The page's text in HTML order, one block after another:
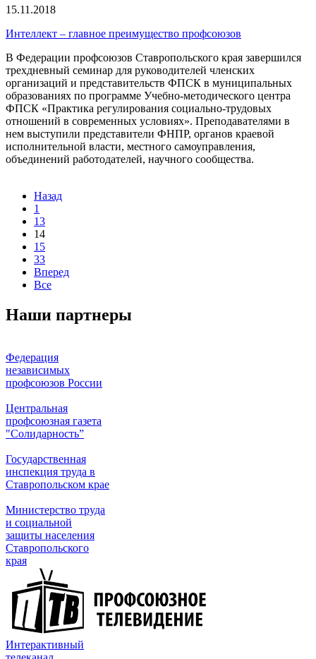
15.11.2018
Интеллект – главное преимущество профсоюзов
В Федерации профсоюзов Ставропольского края завершился
трехдневный семинар для руководителей членских
организаций и представительств ФПСК в муниципальных
образованиях по программе Учебно-методического центра
ФПСК «Практика регулирования социально-трудовых
отношений в современных условиях». Преподавателями в
нем выступили представители ФНПР, органов краевой
исполнительной власти, местного самоуправления,
объединений работодателей, научного сообщества.
Назад
1
13
14
15
33
Вперед
Все
Наши партнеры
Федерация
независимых
профсоюзов России
Центральная
профсоюзная газета
"Солидарность”
Государственная
инспекция труда в
Ставропольском крае
Министерство труда
и социальной
защиты населения
Ставропольского
края
Интерактивный